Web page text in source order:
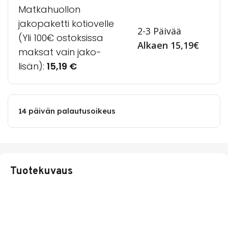
Matkahuollon
jakopaketti kotiovelle
(Yli 100€ ostoksissa
maksat vain jako-
lisän): 15,19 €
2-3 Päivää
Alkaen 15,19€
14 päivän palautusoikeus
Tuotekuvaus